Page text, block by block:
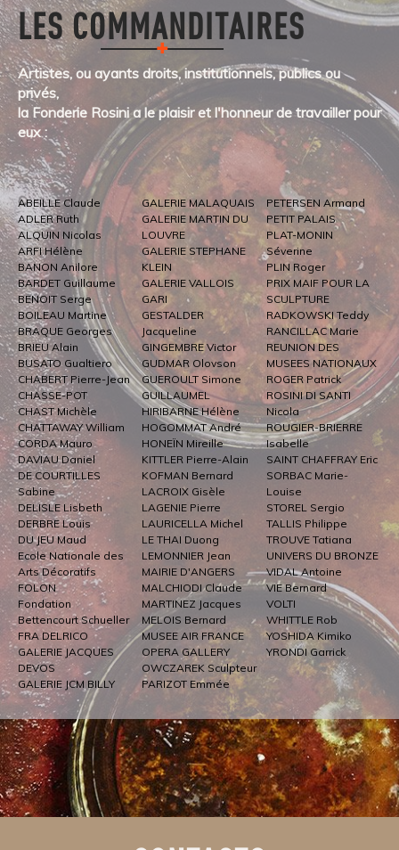
LES COMMANDITAIRES
Artistes, ou ayants droits, institutionnels, publics ou
privés,
la Fonderie Rosini a le plaisir et l'honneur de travailler pour
eux :
ABEILLE Claude
ADLER Ruth
ALQUIN Nicolas
ARFI Hélène
BANON Anilore
BARDET Guillaume
BENOIT Serge
BOILEAU Martine
BRAQUE Georges
BRIEU Alain
BUSATO Gualtiero
CHABERT Pierre-Jean
CHASSE-POT
CHAST Michèle
CHATTAWAY William
CORDA Mauro
DAVIAU Daniel
DE COURTILLES
Sabine
DELISLE Lisbeth
DERBRE Louis
DU JEU Maud
Ecole Nationale des
Arts Décoratifs
FOLON
Fondation
Bettencourt Schueller
FRA DELRICO
GALERIE JACQUES
DEVOS
GALERIE JCM BILLY
GALERIE MALAQUAIS
GALERIE MARTIN DU
LOUVRE
GALERIE STEPHANE
KLEIN
GALERIE VALLOIS
GARI
GESTALDER
Jacqueline
GINGEMBRE Victor
GUDMAR Olovson
GUEROULT Simone
GUILLAUMEL
HIRIBARNE Hélène
HOGOMMAT André
HONEÏN Mireille
KITTLER Pierre-Alain
KOFMAN Bernard
LACROIX Gisèle
LAGENIE Pierre
LAURICELLA Michel
LE THAI Duong
LEMONNIER Jean
MAIRIE D'ANGERS
MALCHIODI Claude
MARTINEZ Jacques
MELOIS Bernard
MUSEE AIR FRANCE
OPERA GALLERY
OWCZAREK Sculpteur
PARIZOT Emmée
PETERSEN Armand
PETIT PALAIS
PLAT-MONIN
Séverine
PLIN Roger
PRIX MAIF POUR LA
SCULPTURE
RADKOWSKI Teddy
RANCILLAC Marie
REUNION DES
MUSEES NATIONAUX
ROGER Patrick
ROSINI DI SANTI
Nicola
ROUGIER-BRIERRE
Isabelle
SAINT CHAFFRAY Eric
SORBAC Marie-
Louise
STOREL Sergio
TALLIS Philippe
TROUVE Tatiana
UNIVERS DU BRONZE
VIDAL Antoine
VIE Bernard
VOLTI
WHITTLE Rob
YOSHIDA Kimiko
YRONDI Garrick